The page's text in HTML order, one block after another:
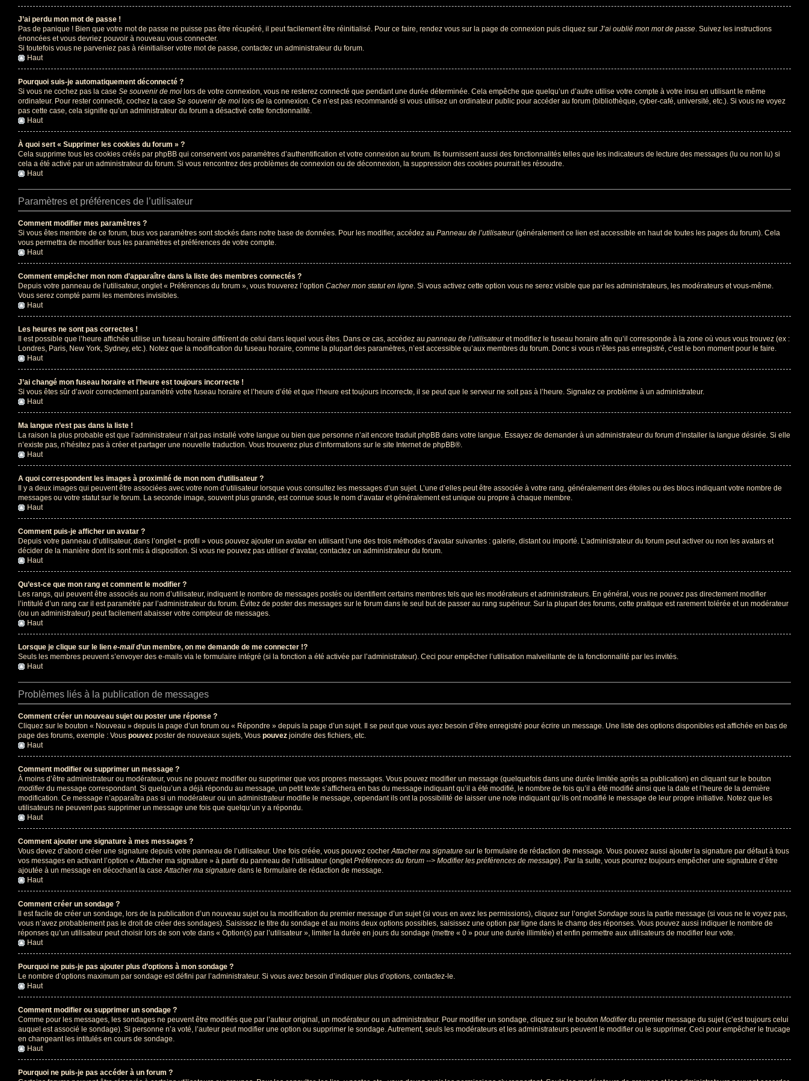
J’ai perdu mon mot de passe !
Pas de panique ! Bien que votre mot de passe ne puisse pas être récupéré, il peut facilement être réinitialisé. Pour ce faire, rendez vous sur la page de connexion puis cliquez sur J’ai oublié mon mot de passe . Suivez les instructions
énoncées et vous devriez pouvoir à nouveau vous connecter.
Si toutefois vous ne parveniez pas à réinitialiser votre mot de passe, contactez un administrateur du forum.
Haut
Pourquoi suis-je automatiquement déconnecté ?
Si vous ne cochez pas la case Se souvenir de moi lors de votre connexion, vous ne resterez connecté que pendant une durée déterminée. Cela empêche que quelqu’un d’autre utilise votre compte à votre insu en utilisant le même
ordinateur. Pour rester connecté, cochez la case Se souvenir de moi lors de la connexion. Ce n’est pas recommandé si vous utilisez un ordinateur public pour accéder au forum (bibliothèque, cyber-café, université, etc.). Si vous ne voyez
pas cette case, cela signifie qu’un administrateur du forum a désactivé cette fonctionnalité.
Haut
À quoi sert « Supprimer les cookies du forum » ?
Cela supprime tous les cookies créés par phpBB qui conservent vos paramètres d’authentification et votre connexion au forum. Ils fournissent aussi des fonctionnalités telles que les indicateurs de lecture des messages (lu ou non lu) si
cela a été activé par un administrateur du forum. Si vous rencontrez des problèmes de connexion ou de déconnexion, la suppression des cookies pourrait les résoudre.
Haut
Paramètres et préférences de l’utilisateur
Comment modifier mes paramètres ?
Si vous êtes membre de ce forum, tous vos paramètres sont stockés dans notre base de données. Pour les modifier, accédez au Panneau de l’utilisateur(généralement ce lien est accessible en haut de toutes les pages du forum). Cela
vous permettra de modifier tous les paramètres et préférences de votre compte.
Haut
Comment empêcher mon nom d’apparaître dans la liste des membres connectés ?
Depuis votre panneau de l’utilisateur, onglet « Préférences du forum », vous trouverez l’option Cacher mon statut en ligne . Si vous activez cette option vous ne serez visible que par les administrateurs, les modérateurs et vous-même.
Vous serez compté parmi les membres invisibles.
Haut
Les heures ne sont pas correctes !
Il est possible que l’heure affichée utilise un fuseau horaire différent de celui dans lequel vous êtes. Dans ce cas, accédez au panneau de l’utilisateuret modifiez le fuseau horaire afin qu’il corresponde à la zone où vous vous trouvez (ex :
Londres, Paris, New York, Sydney, etc.). Notez que la modification du fuseau horaire, comme la plupart des paramètres, n’est accessible qu’aux membres du forum. Donc si vous n’êtes pas enregistré, c’est le bon moment pour le faire.
Haut
J’ai changé mon fuseau horaire et l’heure est toujours incorrecte !
Si vous êtes sûr d’avoir correctement paramétré votre fuseau horaire et l’heure d’été et que l’heure est toujours incorrecte, il se peut que le serveur ne soit pas à l’heure. Signalez ce problème à un administrateur.
Haut
Ma langue n’est pas dans la liste !
La raison la plus probable est que l’administrateur n’ait pas installé votre langue ou bien que personne n’ait encore traduit phpBB dans votre langue. Essayez de demander à un administrateur du forum d’installer la langue désirée. Si elle
n’existe pas, n’hésitez pas à créer et partager une nouvelle traduction. Vous trouverez plus d’informations sur le site Internet de phpBB®.
Haut
A quoi correspondent les images à proximité de mon nom d’utilisateur ?
Il y a deux images qui peuvent être associées avec votre nom d’utilisateur lorsque vous consultez les messages d’un sujet. L’une d’elles peut être associée à votre rang, généralement des étoiles ou des blocs indiquant votre nombre de
messages ou votre statut sur le forum. La seconde image, souvent plus grande, est connue sous le nom d’avatar et généralement est unique ou propre à chaque membre.
Haut
Comment puis-je afficher un avatar ?
Depuis votre panneau d’utilisateur, dans l’onglet « profil » vous pouvez ajouter un avatar en utilisant l’une des trois méthodes d’avatar suivantes : galerie, distant ou importé. L’administrateur du forum peut activer ou non les avatars et
décider de la manière dont ils sont mis à disposition. Si vous ne pouvez pas utiliser d’avatar, contactez un administrateur du forum.
Haut
Qu’est-ce que mon rang et comment le modifier ?
Les rangs, qui peuvent être associés au nom d’utilisateur, indiquent le nombre de messages postés ou identifient certains membres tels que les modérateurs et administrateurs. En général, vous ne pouvez pas directement modifier
l’intitulé d’un rang car il est paramétré par l’administrateur du forum. Évitez de poster des messages sur le forum dans le seul but de passer au rang supérieur. Sur la plupart des forums, cette pratique est rarement tolérée et un modérateur
(ou un administrateur) peut facilement abaisser votre compteur de messages.
Haut
Lorsque je clique sur le lien e-maild’un membre, on me demande de me connecter !?
Seuls les membres peuvent s’envoyer des e-mails via le formulaire intégré (si la fonction a été activée par l’administrateur). Ceci pour empêcher l’utilisation malveillante de la fonctionnalité par les invités.
Haut
Problèmes liés à la publication de messages
Comment créer un nouveau sujet ou poster une réponse ?
Cliquez sur le bouton « Nouveau » depuis la page d’un forum ou « Répondre » depuis la page d’un sujet. Il se peut que vous ayez besoin d’être enregistré pour écrire un message. Une liste des options disponibles est affichée en bas de
page des forums, exemple : Vous pouvez poster de nouveaux sujets, Vous pouvez joindre des fichiers, etc.
Haut
Comment modifier ou supprimer un message ?
À moins d’être administrateur ou modérateur, vous ne pouvez modifier ou supprimer que vos propres messages. Vous pouvez modifier un message (quelquefois dans une durée limitée après sa publication) en cliquant sur le bouton
modifierdu message correspondant. Si quelqu’un a déjà répondu au message, un petit texte s’affichera en bas du message indiquant qu’il a été modifié, le nombre de fois qu’il a été modifié ainsi que la date et l’heure de la dernière
modification. Ce message n’apparaîtra pas si un modérateur ou un administrateur modifie le message, cependant ils ont la possibilité de laisser une note indiquant qu’ils ont modifié le message de leur propre initiative. Notez que les
utilisateurs ne peuvent pas supprimer un message une fois que quelqu’un y a répondu.
Haut
Comment ajouter une signature à mes messages ?
Vous devez d’abord créer une signature depuis votre panneau de l’utilisateur. Une fois créée, vous pouvez cocher Attacher ma signature sur le formulaire de rédaction de message. Vous pouvez aussi ajouter la signature par défaut à tous
vos messages en activant l’option « Attacher ma signature » à partir du panneau de l’utilisateur (ongletPréférences du forum --> Modifier les préférences de message). Par la suite, vous pourrez toujours empêcher une signature d’être
ajoutée à un message en décochant la case Attacher ma signature dans le formulaire de rédaction de message.
Haut
Comment créer un sondage ?
Il est facile de créer un sondage, lors de la publication d’un nouveau sujet ou la modification du premier message d’un sujet (si vous en avez les permissions), cliquez sur l’ongletSondage sous la partie message (si vous ne le voyez pas,
vous n’avez probablement pas le droit de créer des sondages). Saisissez le titre du sondage et au moins deux options possibles, saisissez une option par ligne dans le champ des réponses. Vous pouvez aussi indiquer le nombre de
réponses qu’un utilisateur peut choisir lors de son vote dans « Option(s) par l’utilisateur », limiter la durée en jours du sondage (mettre « 0 » pour une durée illimitée) et enfin permettre aux utilisateurs de modifier leur vote.
Haut
Pourquoi ne puis-je pas ajouter plus d’options à mon sondage ?
Le nombre d’options maximum par sondage est défini par l’administrateur. Si vous avez besoin d’indiquer plus d’options, contactez-le.
Haut
Comment modifier ou supprimer un sondage ?
Comme pour les messages, les sondages ne peuvent être modifiés que par l’auteur original, un modérateur ou un administrateur. Pour modifier un sondage, cliquez sur le bouton Modifierdu premier message du sujet (c’est toujours celui
auquel est associé le sondage). Si personne n’a voté, l’auteur peut modifier une option ou supprimer le sondage. Autrement, seuls les modérateurs et les administrateurs peuvent le modifier ou le supprimer. Ceci pour empêcher le trucage
en changeant les intitulés en cours de sondage.
Haut
Pourquoi ne puis-je pas accéder à un forum ?